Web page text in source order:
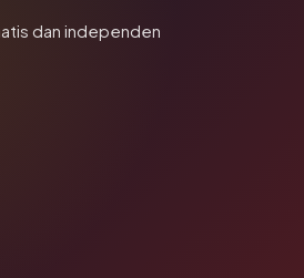
dan independen